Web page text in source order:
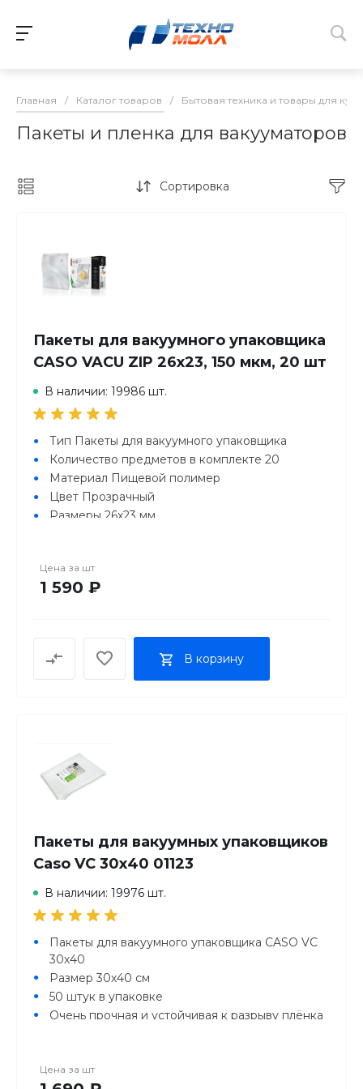
Главная / Каталог товаров / Бытовая техника и товары для
Пакеты и пленка для вакууматоров
Сортировка
Пакеты для вакуумного упаковщика
CASO VACU ZIP 26x23, 150 мкм, 20 шт
В наличии: 19986 шт.
Тип Пакеты для вакуумного упаковщика
Количество предметов в комплекте 20
Материал Пищевой полимер
Цвет Прозрачный
Размеры 26х23 мм
Цена за шт
1 590 ₽
В корзину
Пакеты для вакуумных упаковщиков
Caso VC 30х40 01123
В наличии: 19976 шт.
Пакеты для вакуумного упаковщика CASO VC
30х40
Размер 30х40 см
50 штук в упаковке
Очень прочная и устойчивая к разрыву плёнка
вакуума
Цена за шт